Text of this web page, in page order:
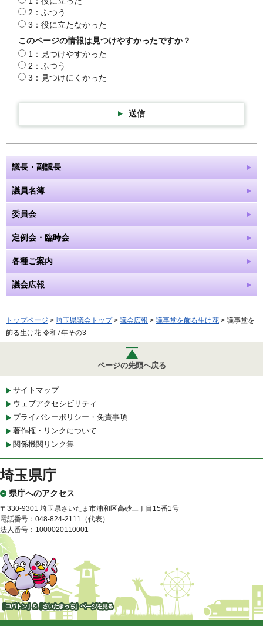
2：ふつう
3：役に立たなかった
このページの情報は見つけやすかったですか？
1：見つけやすかった
2：ふつう
3：見つけにくかった
送信
議長・副議長
議員名簿
委員会
定例会・臨時会
各種ご案内
議会広報
トップページ > 埼玉県議会トップ> 議会広報 > 議事堂を飾る生け花 > 議事堂を
飾る生け花 令和7年その3
ページの先頭へ戻る
サイトマップ
ウェブアクセシビリティ
プライバシーポリシー・免責事項
著作権・リンクについて
関係機関リンク集
埼玉県庁
県庁へのアクセス
〒330-9301 埼玉県さいたま市浦和区高砂三丁目15番1号
電話番号：048-824-2111（代表）
法人番号：1000020110001
「コバトン」&「さいたまっ